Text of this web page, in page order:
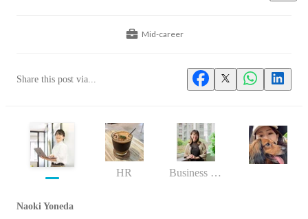
Mid-career
Share this post via...
HR Business (Finance, HR etc.)
Naoki Yoneda